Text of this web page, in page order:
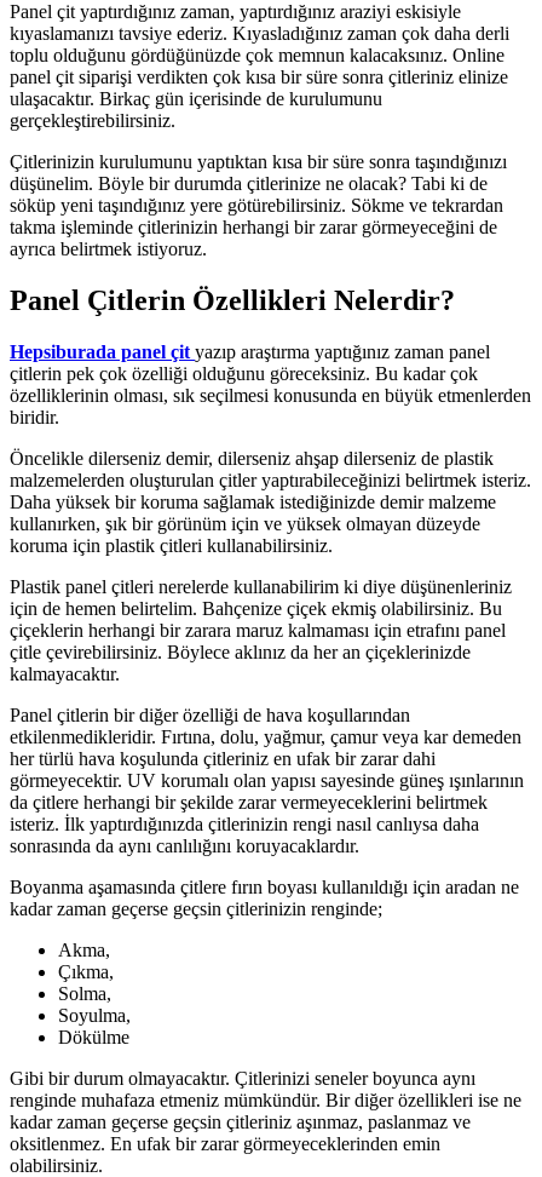
Panel çit yaptırdığınız zaman, yaptırdığınız araziyi eskisiyle
kıyaslamanızı tavsiye ederiz. Kıyasladığınız zaman çok daha derli
toplu olduğunu gördüğünüzde çok memnun kalacaksınız. Online
panel çit siparişi verdikten çok kısa bir süre sonra çitleriniz elinize
ulaşacaktır. Birkaç gün içerisinde de kurulumunu
gerçekleştirebilirsiniz.
Çitlerinizin kurulumunu yaptıktan kısa bir süre sonra taşındığınızı
düşünelim. Böyle bir durumda çitlerinize ne olacak? Tabi ki de
söküp yeni taşındığınız yere götürebilirsiniz. Sökme ve tekrardan
takma işleminde çitlerinizin herhangi bir zarar görmeyeceğini de
ayrıca belirtmek istiyoruz.
Panel Çitlerin Özellikleri Nelerdir?
Hepsiburada panel çit yazıp araştırma yaptığınız zaman panel
çitlerin pek çok özelliği olduğunu göreceksiniz. Bu kadar çok
özelliklerinin olması, sık seçilmesi konusunda en büyük etmenlerden
biridir.
Öncelikle dilerseniz demir, dilerseniz ahşap dilerseniz de plastik
malzemelerden oluşturulan çitler yaptırabileceğinizi belirtmek isteriz.
Daha yüksek bir koruma sağlamak istediğinizde demir malzeme
kullanırken, şık bir görünüm için ve yüksek olmayan düzeyde
koruma için plastik çitleri kullanabilirsiniz.
Plastik panel çitleri nerelerde kullanabilirim ki diye düşünenleriniz
için de hemen belirtelim. Bahçenize çiçek ekmiş olabilirsiniz. Bu
çiçeklerin herhangi bir zarara maruz kalmaması için etrafını panel
çitle çevirebilirsiniz. Böylece aklınız da her an çiçeklerinizde
kalmayacaktır.
Panel çitlerin bir diğer özelliği de hava koşullarından
etkilenmedikleridir. Fırtına, dolu, yağmur, çamur veya kar demeden
her türlü hava koşulunda çitleriniz en ufak bir zarar dahi
görmeyecektir. UV korumalı olan yapısı sayesinde güneş ışınlarının
da çitlere herhangi bir şekilde zarar vermeyeceklerini belirtmek
isteriz. İlk yaptırdığınızda çitlerinizin rengi nasıl canlıysa daha
sonrasında da aynı canlılığını koruyacaklardır.
Boyanma aşamasında çitlere fırın boyası kullanıldığı için aradan ne
kadar zaman geçerse geçsin çitlerinizin renginde;
Akma,
Çıkma,
Solma,
Soyulma,
Dökülme
Gibi bir durum olmayacaktır. Çitlerinizi seneler boyunca aynı
renginde muhafaza etmeniz mümkündür. Bir diğer özellikleri ise ne
kadar zaman geçerse geçsin çitleriniz aşınmaz, paslanmaz ve
oksitlenmez. En ufak bir zarar görmeyeceklerinden emin
olabilirsiniz.